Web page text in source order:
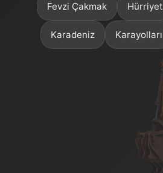
Fevzi Çakmak Hürriyet
Karadeniz Karayolları